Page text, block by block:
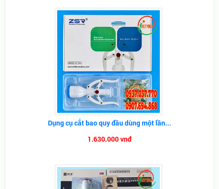
Dụng cụ cắt bao quy đầu dùng một lần...
1.630.000 vnđ